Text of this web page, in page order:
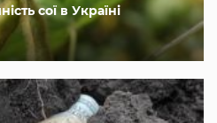
сої в Україні